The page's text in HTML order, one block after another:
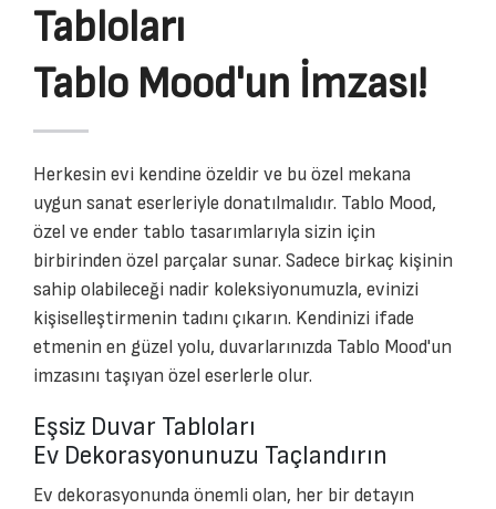
Tabloları
Tablo Mood'un İmzası!
Herkesin evi kendine özeldir ve bu özel mekana
uygun sanat eserleriyle donatılmalıdır. Tablo Mood,
özel ve ender tablo tasarımlarıyla sizin için
birbirinden özel parçalar sunar. Sadece birkaç kişinin
sahip olabileceği nadir koleksiyonumuzla, evinizi
kişiselleştirmenin tadını çıkarın. Kendinizi ifade
etmenin en güzel yolu, duvarlarınızda Tablo Mood'un
imzasını taşıyan özel eserlerle olur.
Eşsiz Duvar Tabloları
Ev Dekorasyonunuzu Taçlandırın
Ev dekorasyonunda önemli olan, her bir detayın